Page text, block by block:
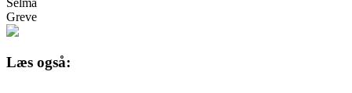
Greve
Læs også: